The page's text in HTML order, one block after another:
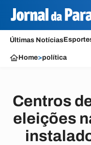
Últimas Notícias
Home>política
Centros
eleições